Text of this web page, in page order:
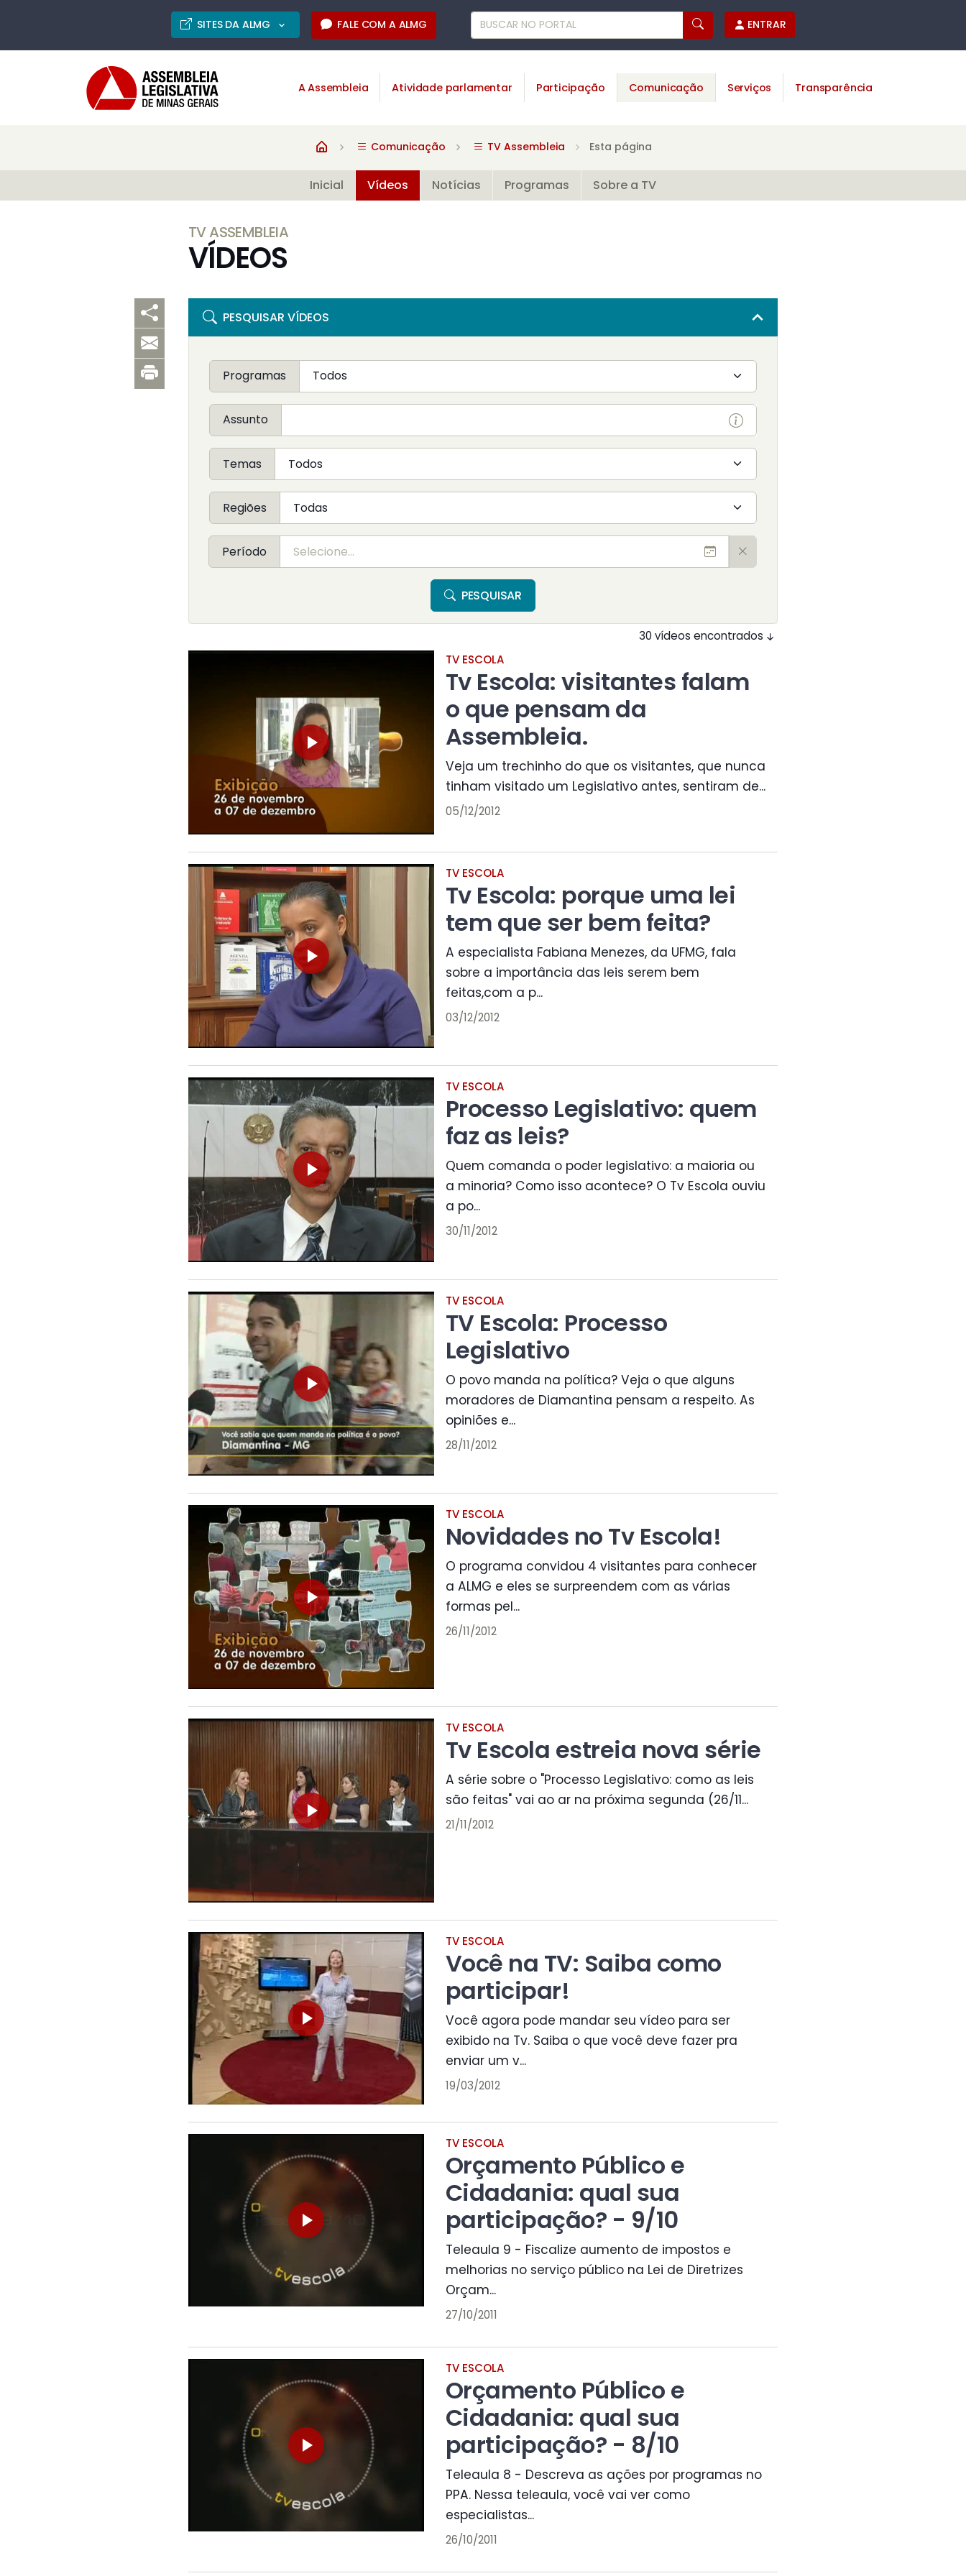
SITES DA ALMG FALE COM A ALMG ENTRAR
A Assembleia Atividade parlamentar Participação Comunicação Serviços Transparência
Comunicação TV Assembleia Esta página
Inicial Vídeos Notícias Programas Sobre a TV
TV ASSEMBLEIA
VÍDEOS
PESQUISAR VÍDEOS
Programas
Assunto
Temas
Regiões
Período
PESQUISAR
30 vídeos encontrados
TV ESCOLA
Tv Escola: visitantes falam
o que pensam da
Assembleia.
Veja um trechinho do que os visitantes, que nunca
tinham visitado um Legislativo antes, sentiram de...
05/12/2012
TV ESCOLA
Tv Escola: porque uma lei
tem que ser bem feita?
A especialista Fabiana Menezes, da UFMG, fala
sobre a importância das leis serem bem
feitas,com a p...
03/12/2012
TV ESCOLA
Processo Legislativo: quem
faz as leis?
Quem comanda o poder legislativo: a maioria ou
a minoria? Como isso acontece? O Tv Escola ouviu
a po...
30/11/2012
TV ESCOLA
TV Escola: Processo
Legislativo
O povo manda na política? Veja o que alguns
moradores de Diamantina pensam a respeito. As
opiniões e...
28/11/2012
TV ESCOLA
Novidades no Tv Escola!
O programa convidou 4 visitantes para conhecer
a ALMG e eles se surpreendem com as várias
formas pel...
26/11/2012
TV ESCOLA
Tv Escola estreia nova série
A série sobre o "Processo Legislativo: como as leis
são feitas" vai ao ar na próxima segunda (26/11...
21/11/2012
TV ESCOLA
Você na TV: Saiba como
participar!
Você agora pode mandar seu vídeo para ser
exibido na Tv. Saiba o que você deve fazer pra
enviar um v...
19/03/2012
TV ESCOLA
Orçamento Público e
Cidadania: qual sua
participação? - 9/10
Teleaula 9 - Fiscalize aumento de impostos e
melhorias no serviço público na Lei de Diretrizes
Orçam...
27/10/2011
TV ESCOLA
Orçamento Público e
Cidadania: qual sua
participação? - 8/10
Teleaula 8 - Descreva as ações por programas no
PPA. Nessa teleaula, você vai ver como
especialistas...
26/10/2011